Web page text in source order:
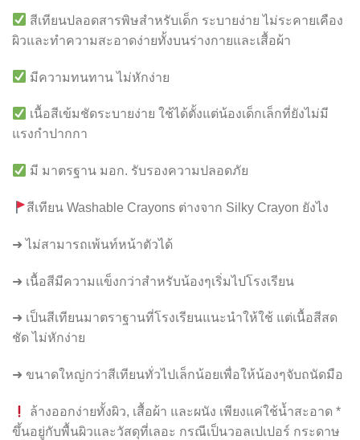
สีเทียนปลอดสารพิษสำหรับเด็ก ระบายง่าย ไม่ระคายเคือง
ผิวและทำความสะอาดง่ายทั้งบนร่างกายและเสื้อผ้า
มีความทนทาน ไม่หักง่าย
เนื้อสีเข้มชัดระบายง่าย ใช้ได้ตั้งแต่น้องเด็กเล็กที่ยังไม่มี
แรงกำปากกา
มี มาตรฐาน มอก. รับรองความปลอดภัย
สีเทียน Washable Crayons ต่างจาก Silky Crayon ยังไง
➜ ไม่สามารถเพ้นท์หน้าตัวได้
➜ เนื้อสีมีความแข็งกว่าสำหรับน้องๆเริ่มไปโรงเรียน
➜ เป็นสีเทียนมาตราฐานที่โรงเรียนแนะนำให้ใช้ แต่เนื้อสีสด
ชัด ไม่หักง่าย
➜ ขนาดใหญ่กว่าสีเทียนทั่วไปเล็กน้อยเพื่อให้น้องๆจับถนัดมือ
ล้างออกง่ายทั้งผิว, เสื้อผ้า และผนัง เพียงแค่ใช้น้ำสะอาด *
ขึ้นอยู่กับพื้นผิวและวัสดุที่เลอะ กรณีเป็นวอลเปเปอร์ กระดาษ